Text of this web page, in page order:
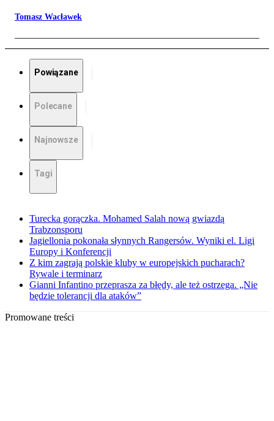
Tomasz Wacławek
Powiązane
Polecane
Najnowsze
Tagi
Turecka gorączka. Mohamed Salah nową gwiazdą
Trabzonsporu
Jagiellonia pokonała słynnych Rangersów. Wyniki el. Ligi
Europy i Konferencji
Z kim zagrają polskie kluby w europejskich pucharach?
Rywale i terminarz
Gianni Infantino przeprasza za błędy, ale też ostrzega. „Nie
będzie tolerancji dla ataków”
Promowane treści